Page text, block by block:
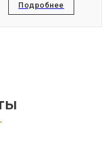
Подробнее